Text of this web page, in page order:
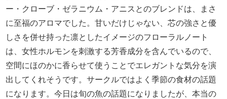
ー・クローブ・ゼラニウム・アニスとのブレンドは、まさ
に至福のアロマでした。甘いだけじゃない、芯の強さと優
しさを併せ持った凛としたイメージのフローラルノート
は、女性ホルモンを刺激する芳香成分を含んでいるので、
空間にほのかに香らせて使うことでエレガントな気分を演
出してくれそうです。サークルではよく季節の食材の話題
になります。今日は旬の魚の話題になりましたが、本当の